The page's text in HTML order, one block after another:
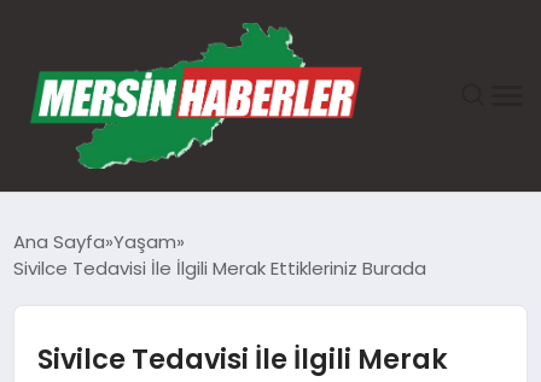
EKONOMI
Ana Sayfa Yaşam
Sivilce Tedavisi İle İlgili Merak Ettikleriniz Burada
Sivilce Tedavisi İle İlgili Merak